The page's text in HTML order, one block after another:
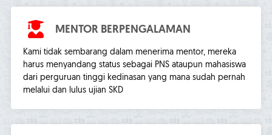
MENTOR BERPENGALAMAN
Kami tidak sembarang dalam menerima mentor, mereka
harus menyandang status sebagai PNS ataupun mahasiswa
dari perguruan tinggi kedinasan yang mana sudah pernah
melalui dan lulus ujian SKD